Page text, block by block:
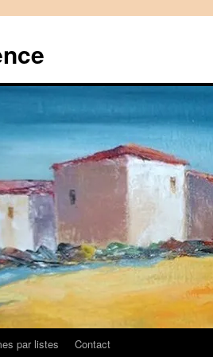
par listes Contact